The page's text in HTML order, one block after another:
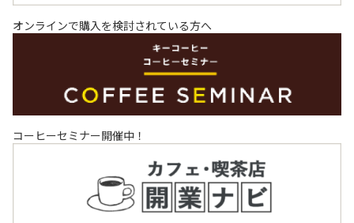
オンラインで購入を検討されている方へ
コーヒーセミナー開催中！